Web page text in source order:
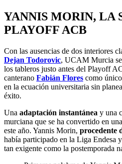
YANNIS MORIN, LA
PLAYOFF ACB
Con las ausencias de dos interiores
Dejan Todorovic, UCAM Murcia
los tableros justo antes del Playoff
canterano Fabián Flores como
en la ecuación universitaria sin
éxito.
Una adaptación instantánea y una
murciana que se ha convertido en
este año. Yannis Morin, procedente
había participado en la Liga Endesa
tan exigente como la postemporada